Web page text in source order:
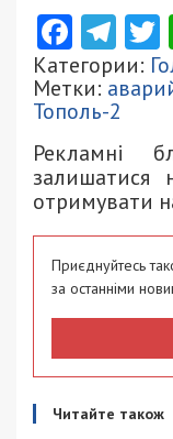
Категории:
Метки:
Тополь-2
Рекламні
отримувати
Приєднуйтесь
за останніми
Читайте також